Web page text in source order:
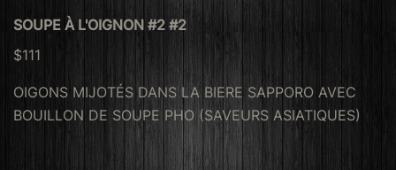
SOUPE À L'OIGNON #2 #2
$111
OIGONS MIJOTÉS DANS LA BIERE SAPPORO AVEC
BOUILLON DE SOUPE PHO (SAVEURS ASIATIQUES)